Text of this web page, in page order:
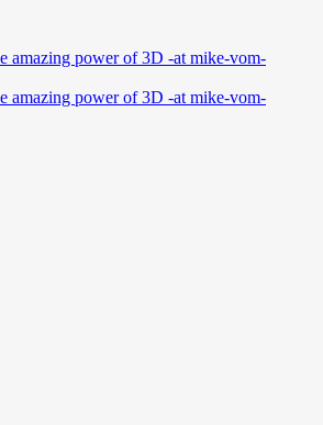
amazing power of 3D -at mike-vom-
amazing power of 3D -at mike-vom-